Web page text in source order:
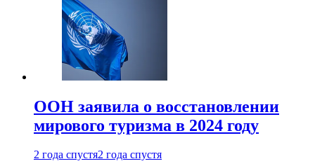
ООН заявила о восстановлении
мирового туризма в 2024 году
2 года спустя2 года спустя